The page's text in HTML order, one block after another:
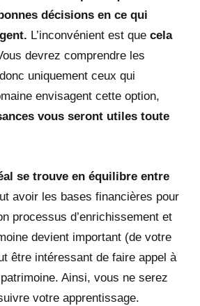
décisions en ce qui
L’inconvénient est que cela
devrez comprendre les
uniquement ceux qui
envisagent cette option,
vous seront utiles toute
se trouve en équilibre entre
avoir les bases financières pour
processus d’enrichissement et
devient important (de votre
être intéressant de faire appel à
Ainsi, vous ne serez
votre apprentissage.